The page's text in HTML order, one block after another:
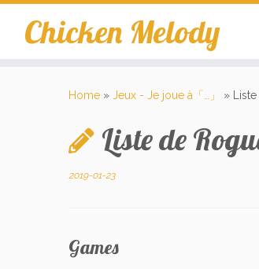
Skip
contentChicken Melody
Home » Jeux - Je joue à「…」 »
Liste de
2019-01-23
Games